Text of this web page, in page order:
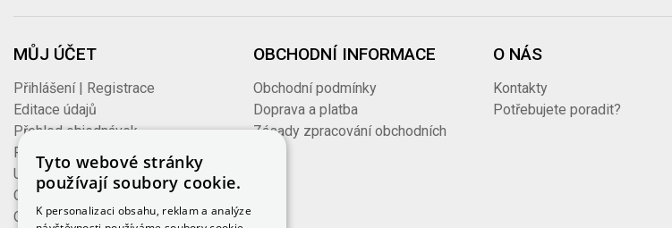
MŮJ ÚČET
Přihlášení | Registrace
Editace údajů
Přehled objednávek
Faktury vydané
Uložené košíky
Oblíbené produkty
Odhlášení
OBCHODNÍ INFORMACE
Obchodní podmínky
Doprava a platba
Zásady zpracování obchodních
O NÁS
Kontakty
Potřebujete poradit?
Tyto webové stránky
používají soubory cookie.
K personalizaci obsahu, reklam a analýze